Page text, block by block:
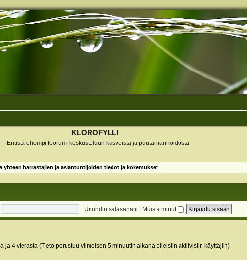
KLOROFYLLI
Entistä ehompi foorumi keskusteluun kasveista ja puutarhanhoidosta
yhteen harrastajien ja asiantuntijoiden tiedot ja kokemukset
Unohdin salasanani | Muista minut
ja 4 vierasta (Tieto perustuu viimeisen 5 minuutin aikana olleisiin aktiivisiin käyttäjiin)